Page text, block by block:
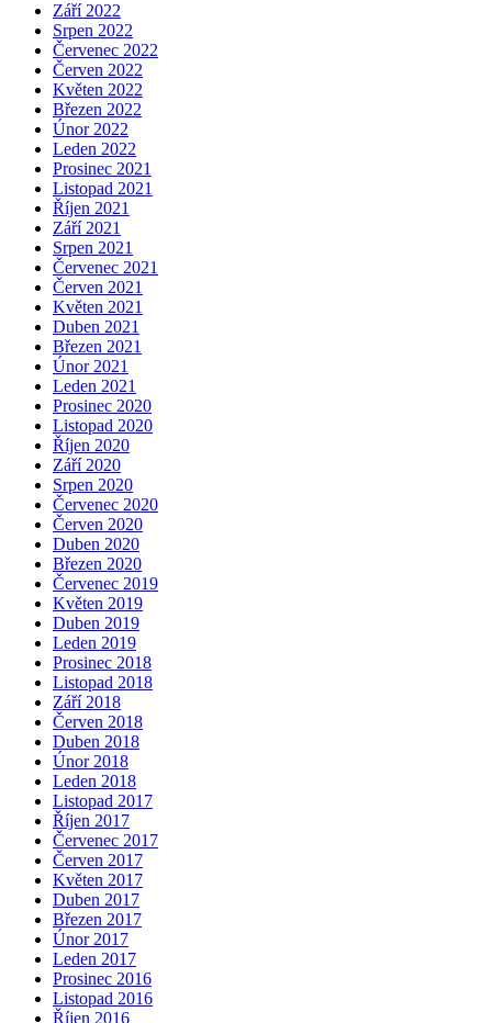
Září 2022
Srpen 2022
Červenec 2022
Červen 2022
Květen 2022
Březen 2022
Únor 2022
Leden 2022
Prosinec 2021
Listopad 2021
Říjen 2021
Září 2021
Srpen 2021
Červenec 2021
Červen 2021
Květen 2021
Duben 2021
Březen 2021
Únor 2021
Leden 2021
Prosinec 2020
Listopad 2020
Říjen 2020
Září 2020
Srpen 2020
Červenec 2020
Červen 2020
Duben 2020
Březen 2020
Červenec 2019
Květen 2019
Duben 2019
Leden 2019
Prosinec 2018
Listopad 2018
Září 2018
Červen 2018
Duben 2018
Únor 2018
Leden 2018
Listopad 2017
Říjen 2017
Červenec 2017
Červen 2017
Květen 2017
Duben 2017
Březen 2017
Únor 2017
Leden 2017
Prosinec 2016
Listopad 2016
Říjen 2016